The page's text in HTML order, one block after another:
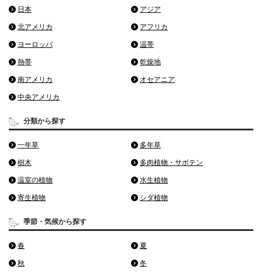
日本 アジア
北アメリカ アフリカ
ヨーロッパ 温帯
熱帯 乾燥地
南アメリカ オセアニア
中央アメリカ
分類から探す
一年草 多年草
樹木 多肉植物・サボテン
温室の植物 水生植物
寄生植物 シダ植物
季節・気候から探す
春 夏
秋 冬